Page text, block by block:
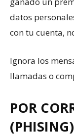
datos
con tu cuenta,
Ignora los
llamadas o
POR
(PHISING)